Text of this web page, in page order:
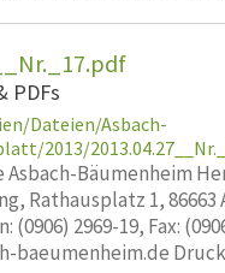
PDFs
Dateien/Asbach-
2013/
Bäumenheim
Rathausplatz 1, 86663
2969-19, Fax:
baeumenheim.de